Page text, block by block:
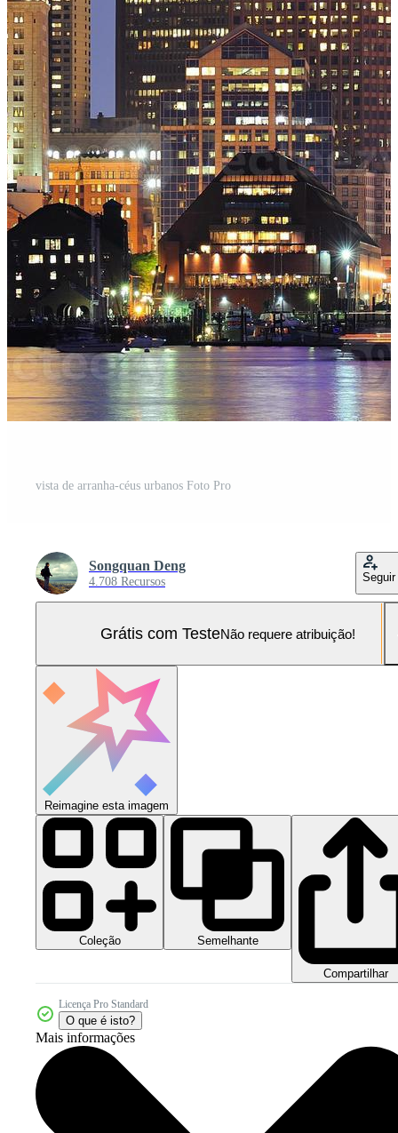
vista de arranha-céus urbanos Foto Pro
Songquan Deng
4.708 Recursos Seguir
Grátis com TesteNão requere atribuição!
Reimagine esta imagem
Coleção Semelhante
Compartilhar
Licença Pro Standard
O que é isto?
Mais informações